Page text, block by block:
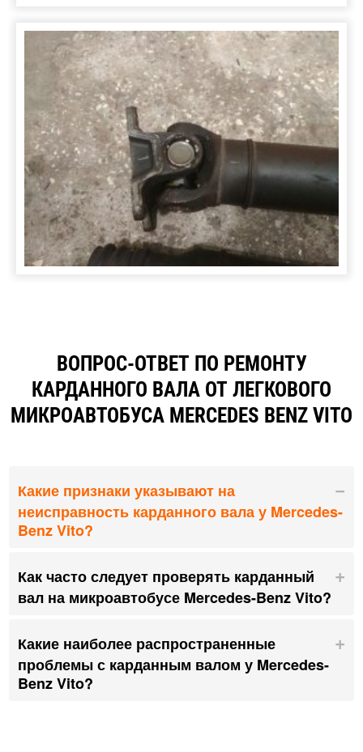
ВОПРОС-ОТВЕТ ПО РЕМОНТУ
КАРДАННОГО ВАЛА ОТ ЛЕГКОВОГО
МИКРОАВТОБУСА MERCEDES BENZ VITO
Какие признаки указывают на
неисправность карданного вала у Mercedes-
Benz Vito?
Как часто следует проверять карданный
вал на микроавтобусе Mercedes-Benz Vito?
Какие наиболее распространенные
проблемы с карданным валом у Mercedes-
Benz Vito?